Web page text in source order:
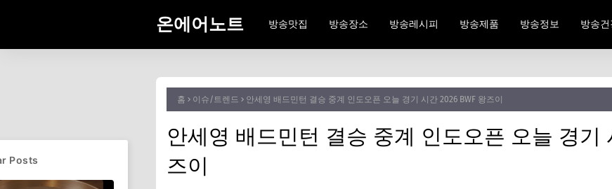
온에어노트 방송맛집 방송장소 방송레시피 방송제품 방송정보 방송건
홈 이슈/트렌드 안세영 배드민턴 결승 중계 인도오픈 오늘 경기 시간 2026 BWF 왕즈이
안세영 배드민턴 결승 중계 인도오픈 오늘 경기
즈이
Posts